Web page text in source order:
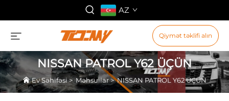
AZ
Qiymət təklifi alın
NISSAN PATROL Y62 ÜÇÜN
Ev Səhifəsi>Məhsullar>NISSAN PATROL Y62 ÜÇÜN